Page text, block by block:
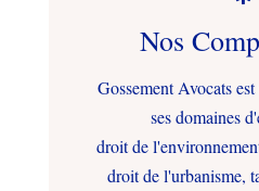
Nos
Gossement Avocats
ses domaines
droit de
droit de l'urbanisme,